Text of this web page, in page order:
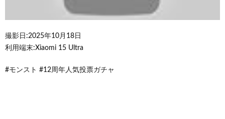
撮影日:2025年10月18日
利用端末:Xiaomi 15 Ultra
#モンスト #12周年人気投票ガチャ